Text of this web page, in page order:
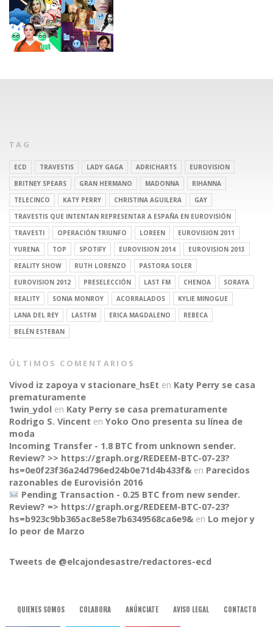
CONNECT
TAG
ECD TRAVESTIS LADY GAGA ADRICHARTS
EUROVISION
BRITNEY SPEARS
GRAN HERMANO MADONNA
RIHANNA
TELECINCO
KATY PERRY CHRISTINA AGUILERA
GAY
TRAVESTIS QUE INTENTAN REPRESENTAR A ESPAÑA EN EUROVISIÓN
TRAVESTI
OPERACIÓN TRIUNFO LOREEN
EUROVISION 2011
YURENA
TOP SPOTIFY EUROVISION 2014
EUROVISION 2013
REALITY SHOW
RUTH LORENZO
PASTORA SOLER
EUROVISION 2012
PRESELECCIÓN LAST FM CHENOA
SORAYA
REALITY
SONIA MONROY ACORRALADOS
KYLIE MINOGUE
LANA DEL REY
LASTFM ERICA MAGDALENO
REBECA
BELÉN ESTEBAN
ÚLTIMOS COMENTARIOS
Vivod iz zapoya v stacionare_hsEt en Katy Perry se casa
prematuramente
1win_ydol en Katy Perry se casa prematuramente
Rodrigo S. Vincent en Yoko Ono presenta su línea de
moda
Incoming Transfer - 1.8 BTC from unknown sender.
Review? >> https://graph.org/REDEEM-BTC-07-23?
hs=0e0f23f36a24d796ed24b0e71d4b433f& en Parecidos
razonables de Eurovisión 2016
Pending Transaction - 0.25 BTC from new sender.
Review? => https://graph.org/REDEEM-BTC-07-23?
hs=b923c9bb365ac8e58e7b6349568ca6e9& en Lo mejor y
lo peor de Marzo
Tweets de @elcajondesastre/redactores-ecd
QUIENES SOMOS COLABORA ANÚNCIATE AVISO LEGAL CONTACTO